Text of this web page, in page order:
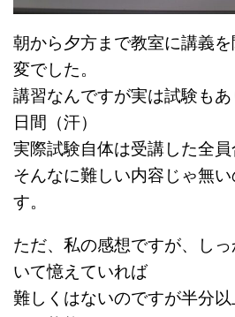
朝から夕方まで教室に講義
変でした。
講習なんですが実は試験も
日間（汗）
実際試験自体は受講した全
そんなに難しい内容じゃ無
す。
ただ、私の感想ですが、し
いて憶えていれば
難しくはないのですが半分